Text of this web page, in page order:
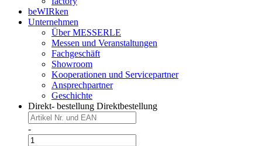
beWIRken
Unternehmen
Über MESSERLE
Messen und Veranstaltungen
Fachgeschäft
Showroom
Kooperationen und Servicepartner
Ansprechpartner
Geschichte
Direkt- bestellung Direktbestellung
-